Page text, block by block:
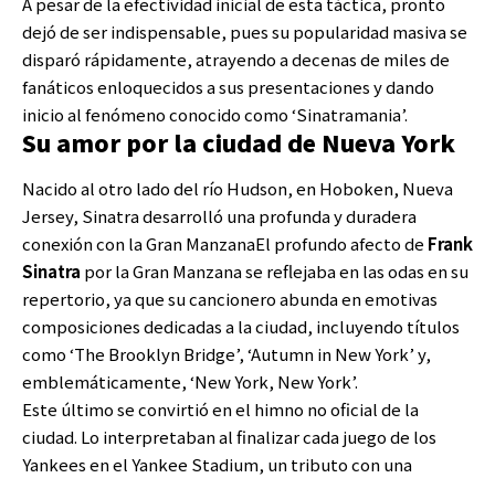
dejó de ser indispensable, pues su popularidad masiva se
disparó rápidamente, atrayendo a decenas de miles de
fanáticos enloquecidos a sus presentaciones y dando
inicio al fenómeno conocido como ‘Sinatramania’.
Su amor por la ciudad de Nueva York
Nacido al otro lado del río Hudson, en Hoboken, Nueva
Jersey, Sinatra desarrolló una profunda y duradera
conexión con la Gran ManzanaEl profundo afecto de Frank
Sinatra por la Gran Manzana se reflejaba en las odas en su
repertorio, ya que su cancionero abunda en emotivas
composiciones dedicadas a la ciudad, incluyendo títulos
como ‘The Brooklyn Bridge’, ‘Autumn in New York’ y,
emblemáticamente, ‘New York, New York’.
Este último se convirtió en el himno no oficial de la
ciudad. Lo interpretaban al finalizar cada juego de los
Yankees en el Yankee Stadium, un tributo con una